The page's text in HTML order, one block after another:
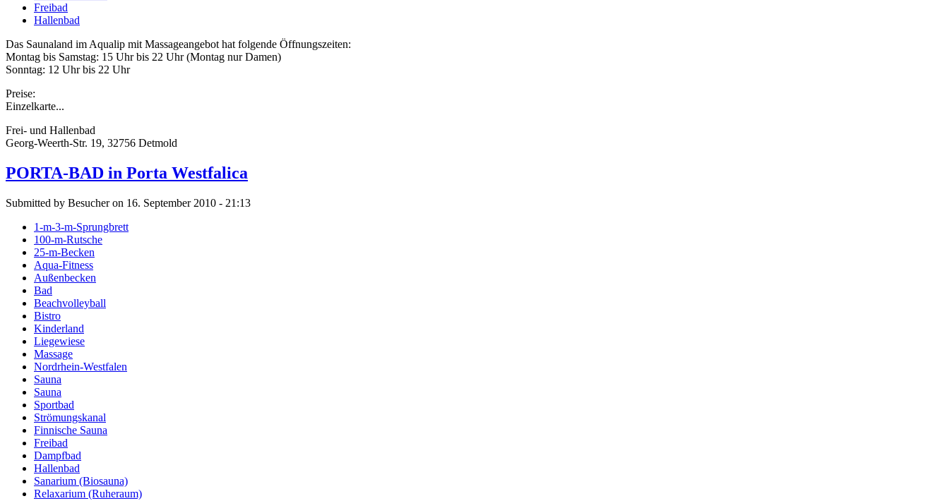
Freibad
Hallenbad
Das Saunaland im Aqualip mit Massageangebot hat folgende Öffnungszeiten:
Montag bis Samstag: 15 Uhr bis 22 Uhr (Montag nur Damen)
Sonntag: 12 Uhr bis 22 Uhr
Preise:
Einzelkarte...
Frei- und Hallenbad
Georg-Weerth-Str. 19, 32756 Detmold
PORTA-BAD in Porta Westfalica
Submitted by Besucher on 16. September 2010 - 21:13
1-m-3-m-Sprungbrett
100-m-Rutsche
25-m-Becken
Aqua-Fitness
Außenbecken
Bad
Beachvolleyball
Bistro
Kinderland
Liegewiese
Massage
Nordrhein-Westfalen
Sauna
Sauna
Sportbad
Strömungskanal
Finnische Sauna
Freibad
Dampfbad
Hallenbad
Sanarium (Biosauna)
Relaxarium (Ruheraum)